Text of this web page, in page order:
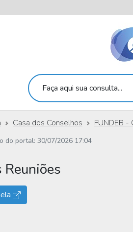
Faça aqui sua consulta...
Casa dos Conselhos FUNDEB -
do portal: 30/07/2026 17:04
Reuniões